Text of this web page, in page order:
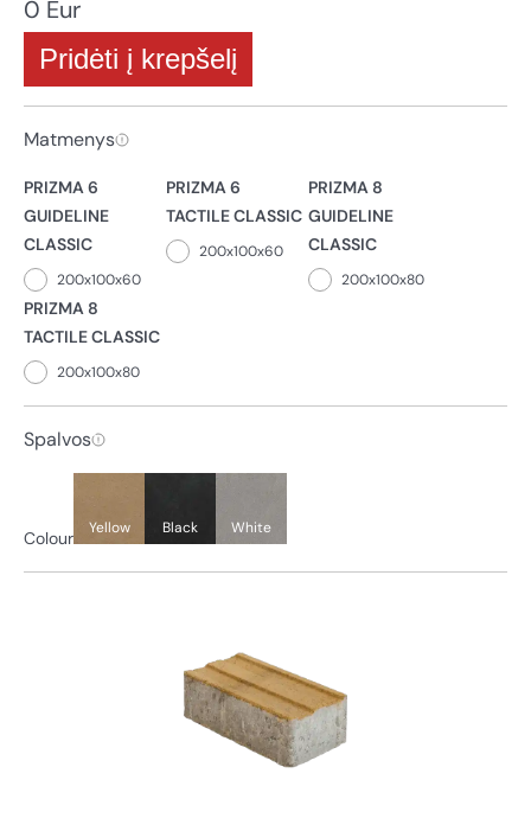
0 Eur
Pridėti į krepšelį
Matmenys
PRIZMA 6
GUIDELINE
CLASSIC
200x100x60
PRIZMA 6
TACTILE CLASSIC
200x100x60
PRIZMA 8
GUIDELINE
CLASSIC
200x100x80
PRIZMA 8
TACTILE CLASSIC
200x100x80
Spalvos
Colour Yellow Black White